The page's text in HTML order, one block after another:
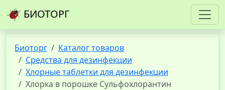
БИОТОРГ
Биоторг
Каталог товаров
Средства для дезинфекции
Хлорные таблетки для дезинфекции
Хлорка в порошке Сульфохлорантин